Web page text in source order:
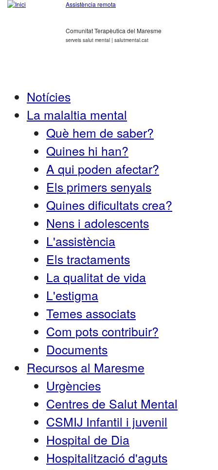
Assistència remota
Comunitat Terapèutica del Maresme
serveis salut mental | salutmental.cat
Notícies
La malaltia mental
Què hem de saber?
Quines hi han?
A qui poden afectar?
Els primers senyals
Quines dificultats crea?
Nens i adolescents
L'assistència
Els tractaments
La qualitat de vida
L'estigma
Temes associats
Com pots contribuir?
Documents
Recursos al Maresme
Urgències
Centres de Salut Mental
CSMIJ Infantil i juvenil
Hospital de Dia
Hospitalització d'aguts